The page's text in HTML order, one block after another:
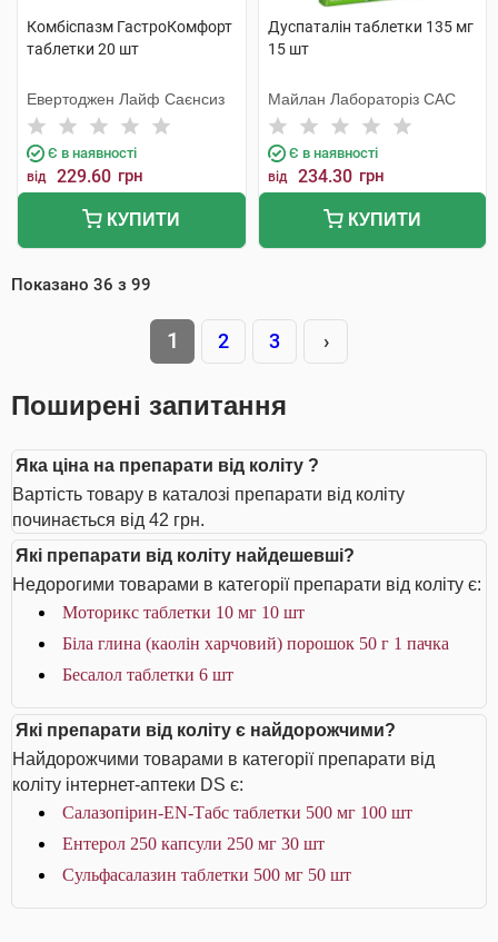
Комбіспазм ГастроКомфорт
таблетки 20 шт
Евертоджен Лайф Саєнсиз
Є в наявності
від 229.60 грн
КУПИТИ
Дуспаталін таблетки 135 мг
15 шт
Майлан Лабораторіз САС
Є в наявності
від 234.30 грн
КУПИТИ
Показано 36 з 99
1 2 3 ›
Поширені запитання
Яка ціна на препарати від коліту ?
Вартість товару в каталозі препарати від коліту
починається від 42 грн.
Які препарати від коліту найдешевші?
Недорогими товарами в категорії препарати від коліту є:
Моторикс таблетки 10 мг 10 шт
Біла глина (каолін харчовий) порошок 50 г 1 пачка
Бесалол таблетки 6 шт
Які препарати від коліту є найдорожчими?
Найдорожчими товарами в категорії препарати від
коліту інтернет-аптеки DS є:
Салазопірин-EN-Табс таблетки 500 мг 100 шт
Ентерол 250 капсули 250 мг 30 шт
Сульфасалазин таблетки 500 мг 50 шт